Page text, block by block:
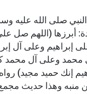
صلى الله عليه
أبرزها (اللهم صل
إبراهيم وعلى آل
محمد وعلى آل محمد
إنك حميد مجيد)
منبه وهذا حديث